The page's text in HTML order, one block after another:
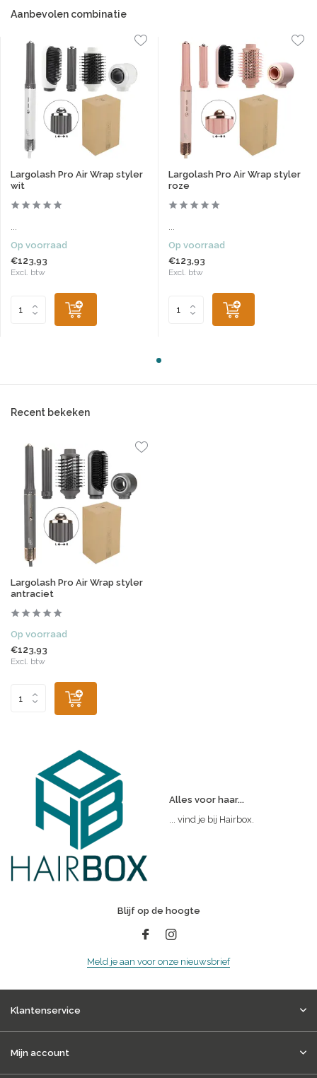
Aanbevolen combinatie
Largolash Pro Air Wrap styler
wit
...
Op voorraad
€123,93
Excl. btw
Largolash Pro Air Wrap styler
roze
...
Op voorraad
€123,93
Excl. btw
Recent bekeken
Largolash Pro Air Wrap styler
antraciet
Op voorraad
€123,93
Excl. btw
Alles voor haar...
... vind je bij Hairbox.
Blijf op de hoogte
Meld je aan voor onze nieuwsbrief
Klantenservice
Mijn account